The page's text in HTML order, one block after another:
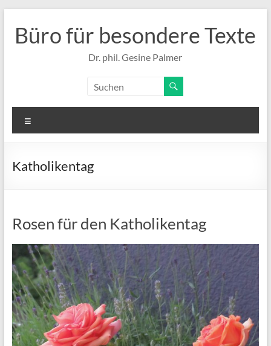
Inhalt
springen
Büro für besondere Texte
Dr. phil. Gesine Palmer
Katholikentag
Rosen für den Katholikentag